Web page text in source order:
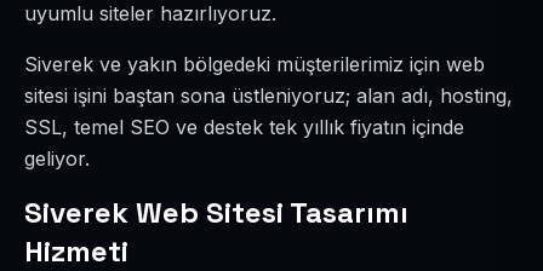
uyumlu siteler hazırlıyoruz.
Siverek ve yakın bölgedeki müşterilerimiz için web
sitesi işini baştan sona üstleniyoruz; alan adı, hosting,
SSL, temel SEO ve destek tek yıllık fiyatın içinde
geliyor.
Siverek Web Sitesi Tasarımı
Hizmeti